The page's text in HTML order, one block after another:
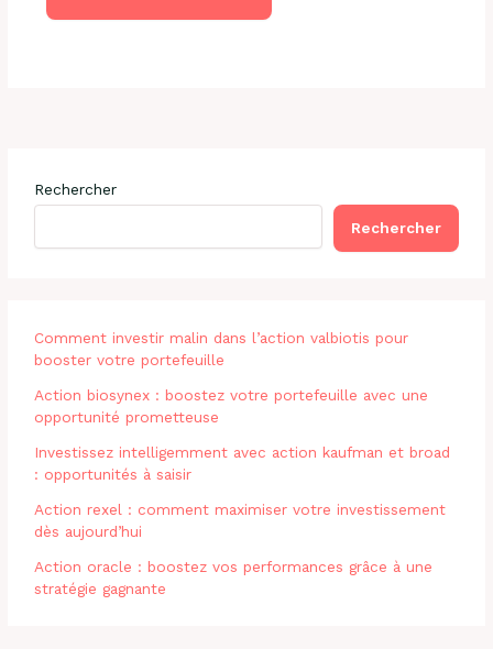
Rechercher
Rechercher
Comment investir malin dans l’action valbiotis pour
booster votre portefeuille
Action biosynex : boostez votre portefeuille avec une
opportunité prometteuse
Investissez intelligemment avec action kaufman et broad
: opportunités à saisir
Action rexel : comment maximiser votre investissement
dès aujourd’hui
Action oracle : boostez vos performances grâce à une
stratégie gagnante